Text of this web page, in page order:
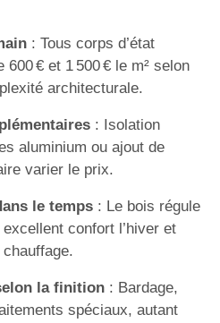
: Tous corps d’état
€ et 1 500 € le m² selon
architecturale.
: Isolation
aluminium ou ajout de
varier le prix.
le temps: Le bois régule
confort l’hiver et
la finition: Bardage,
spéciaux, autant